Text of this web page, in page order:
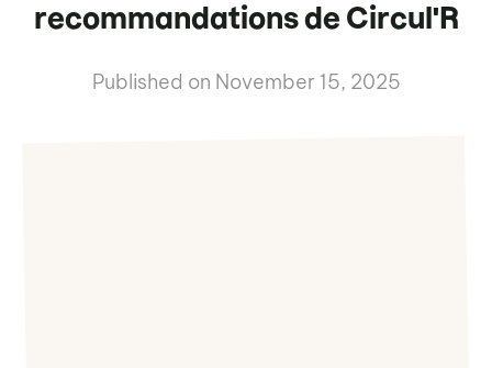
recommandations de Circul'R
Published on November 15, 2025